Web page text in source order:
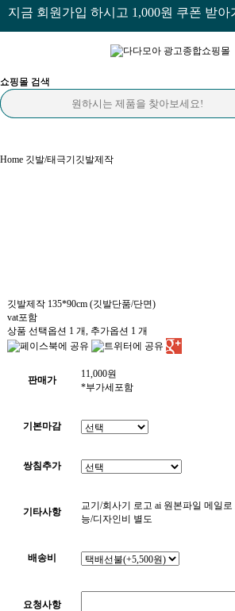
지금 회원가입 하시고 1,000원 쿠폰 받아
쇼핑몰 검색
쇼핑몰 검색
Home 깃발/태극기 깃발제작
깃발제작 135*90cm (깃발단품/단면)
vat포함
상품 선택옵션 1 개, 추가옵션 1 개
판매가
11,000원
*부가세포함
기본마감
쌍침추가
기타사항
교기/회사기 로고 ai 원본파일 메일
능/디자인비 별도
배송비
요청사항